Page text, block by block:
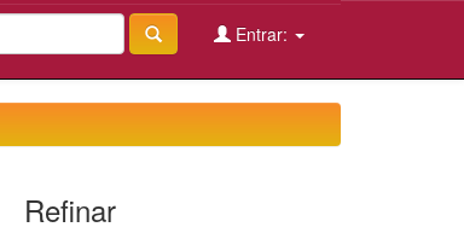
Entrar:
Refinar